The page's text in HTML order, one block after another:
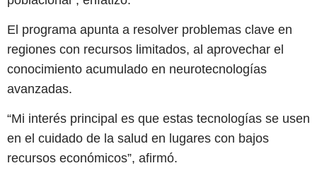
El programa apunta a resolver problemas clave en
regiones con recursos limitados, al aprovechar el
conocimiento acumulado en neurotecnologías
avanzadas.
“Mi interés principal es que estas tecnologías se usen
en el cuidado de la salud en lugares con bajos
recursos económicos”, afirmó.